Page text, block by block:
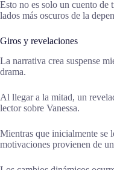
Esto no es solo un cuento
lados más oscuros de la
Giros y revelaciones
La narrativa crea suspense
drama.
Al llegar a la mitad, un
lector sobre Vanessa.
Mientras que inicialmente se
motivaciones provienen de